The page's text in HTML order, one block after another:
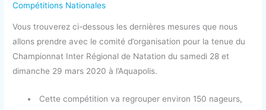
Compétitions Nationales
Vous trouverez ci-dessous les dernières mesures que nous
allons prendre avec le comité d’organisation pour la tenue du
Championnat Inter Régional de Natation du samedi 28 et
dimanche 29 mars 2020 à l’Aquapolis.
Cette compétition va regrouper environ 150 nageurs,